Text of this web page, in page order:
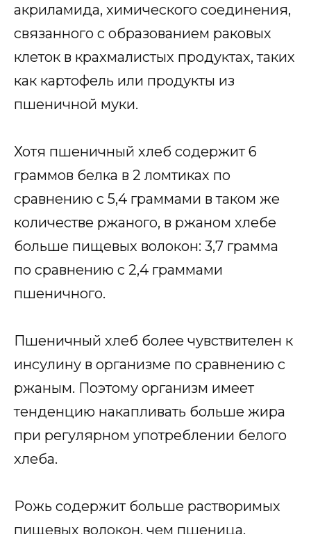
акриламида, химического соединения,
связанного с образованием раковых
клеток в крахмалистых продуктах, таких
как картофель или продукты из
пшеничной муки.
Хотя пшеничный хлеб содержит 6
граммов белка в 2 ломтиках по
сравнению с 5,4 граммами в таком же
количестве ржаного, в ржаном хлебе
больше пищевых волокон: 3,7 грамма
по сравнению с 2,4 граммами
пшеничного.
Пшеничный хлеб более чувствителен к
инсулину в организме по сравнению с
ржаным. Поэтому организм имеет
тенденцию накапливать больше жира
при регулярном употреблении белого
хлеба.
Рожь содержит больше растворимых
пищевых волокон, чем пшеница,